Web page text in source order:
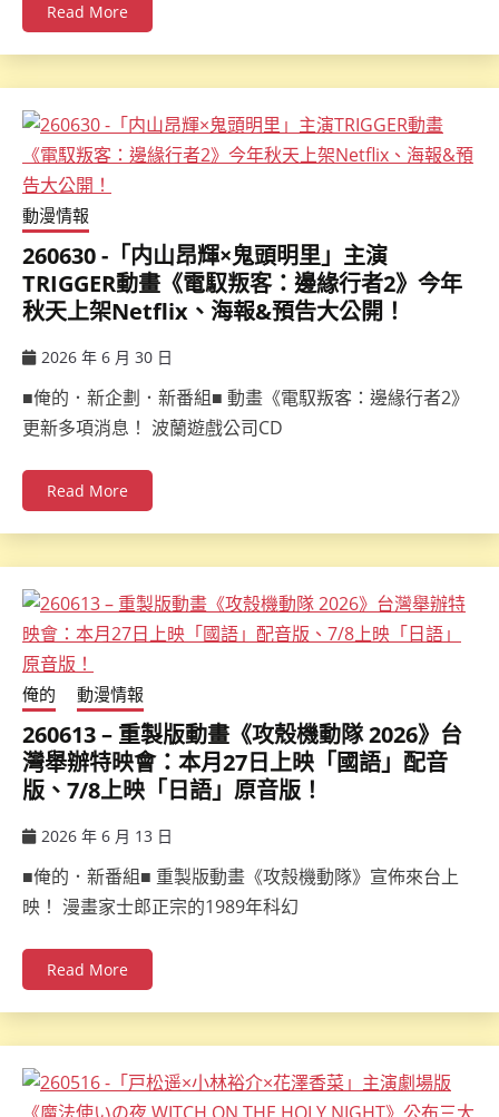
Read More
動漫情報
260630 -「内山昂輝×鬼頭明里」主演
TRIGGER動畫《電馭叛客：邊緣行者2》今年
秋天上架Netflix、海報&預告大公開！
2026 年 6 月 30 日
■俺的．新企劃．新番組■ 動畫《電馭叛客：邊緣行者2》
更新多項消息！ 波蘭遊戲公司CD
Read More
俺的 動漫情報
260613 – 重製版動畫《攻殼機動隊 2026》台
灣舉辦特映會：本月27日上映「國語」配音
版、7/8上映「日語」原音版！
2026 年 6 月 13 日
■俺的．新番組■ 重製版動畫《攻殼機動隊》宣佈來台上
映！ 漫畫家士郎正宗的1989年科幻
Read More